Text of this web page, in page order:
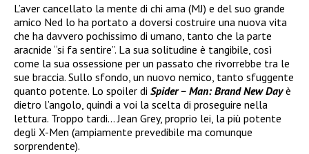
L’aver cancellato la mente di chi ama (MJ) e del suo grande
amico Ned lo ha portato a doversi costruire una nuova vita
che ha davvero pochissimo di umano, tanto che la parte
aracnide “si fa sentire”. La sua solitudine è tangibile, così
come la sua ossessione per un passato che rivorrebbe tra le
sue braccia. Sullo sfondo, un nuovo nemico, tanto sfuggente
quanto potente. Lo spoiler di Spider – Man: Brand New Dayè
dietro l’angolo, quindi a voi la scelta di proseguire nella
lettura. Troppo tardi… Jean Grey, proprio lei, la più potente
degli X-Men (ampiamente prevedibile ma comunque
sorprendente).